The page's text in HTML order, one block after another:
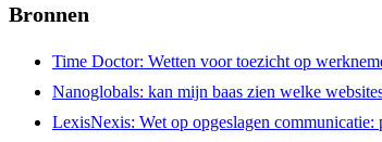
Bronnen
Time Doctor: Wetten voor toezicht op
Nanoglobals: kan mijn baas zien welke
LexisNexis: Wet op opgeslagen communicatie: